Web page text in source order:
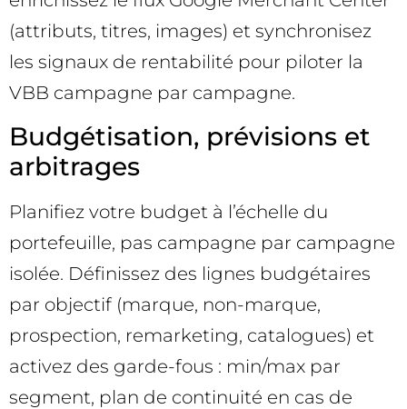
(attributs, titres, images) et synchronisez
les signaux de rentabilité pour piloter la
VBB campagne par campagne.
Budgétisation, prévisions et
arbitrages
Planifiez votre budget à l’échelle du
portefeuille, pas campagne par campagne
isolée. Définissez des lignes budgétaires
par objectif (marque, non-marque,
prospection, remarketing, catalogues) et
activez des garde-fous : min/max par
segment, plan de continuité en cas de